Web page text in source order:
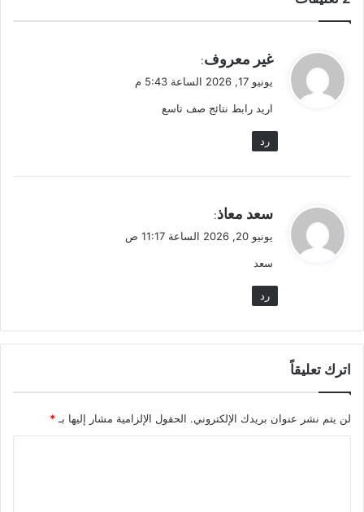
ي
ل
غير معروف:
يونيو 17, 2026 الساعة 5:43 م
اريد رابط نتائج صف تاسع
رد
ي
ل
سعد معاذ:
يونيو 20, 2026 الساعة 11:17 ص
سعد
رد
اترك تعليقاً
لن يتم نشر عنوان بريدك الإلكتروني. الحقول الإلزامية مشار إليها بـ*